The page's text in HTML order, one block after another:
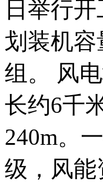
日举行
划装机容
组。 风
长约6千
240m。
级，风能